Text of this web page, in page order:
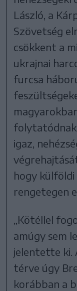
László, a
Szövetség
csökkent a
ukrajnai
furcsa
folytatódnak
igaz,
hogy
rengetegen
„Kötéllel
amúgy sem
jelentette ki.
térve úgy
korábban a